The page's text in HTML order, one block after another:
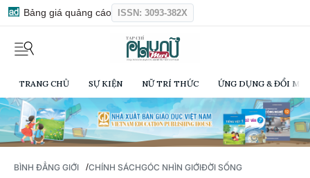
Bảng giá quảng cáo ISSN: 3093-382X
TRANG CHỦ SỰ KIỆN NỮ TRÍ THỨC ỨNG DỤNG & ĐỔI
BÌNH ĐẲNG GIỚI /CHÍNH SÁCHGÓC NHÌN GIỚIĐỜI SỐNG